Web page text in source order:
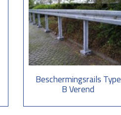
Beschermingsrails Type
B Verend